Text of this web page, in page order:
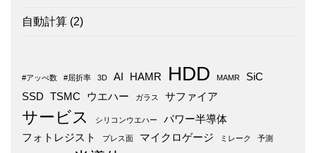
自動計算 (2)
#アッべ数 #屈折率 3D AI HAMR HDD MAMR
SiC
SSD
TSMC ウエハー ガラス サファイア
サービス シリコンウエハー
パワー半導体
フォトレジスト
プレス面 マイクロゲージ ミレーク 予測